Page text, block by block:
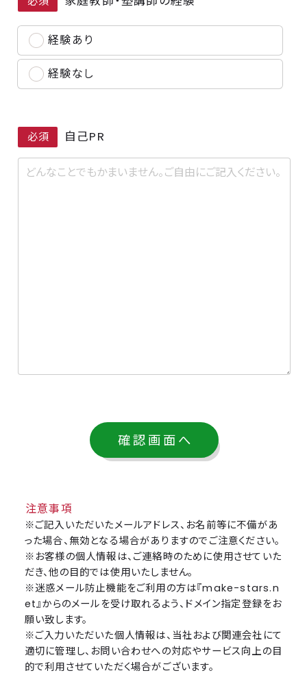
経験あり
経験なし
必須 自己PR
注意事項
※ご記入いただいたメールアドレス、お名前等に不備があ
った場合、無効となる場合がありますのでご注意ください。
※お客様の個人情報は、ご連絡時のために使用させていた
だき、他の目的では使用いたしません。
※迷惑メール防止機能をご利用の方は『make-stars.n
et』からのメールを受け取れるよう、ドメイン指定登録をお
願い致します。
※ご入力いただいた個人情報は、当社および関連会社にて
適切に管理し、お問い合わせへの対応やサービス向上の目
的で利用させていただく場合がございます。